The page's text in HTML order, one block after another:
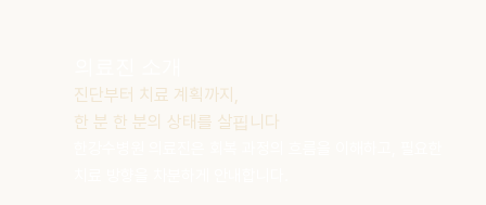
진단부터 치료 계획까지,
한 분 한 분의 상태를 살핍니다